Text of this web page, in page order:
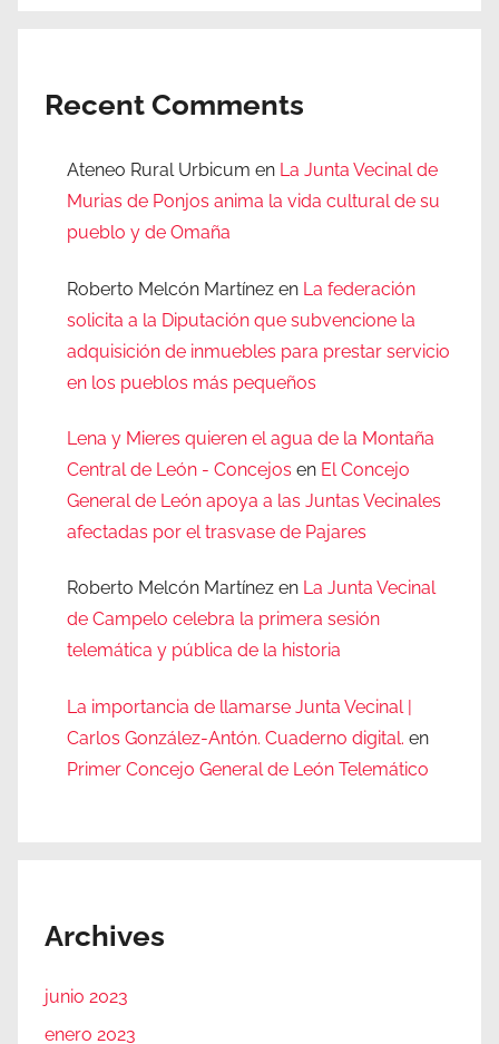
Recent Comments
Ateneo Rural Urbicum en La Junta Vecinal de
Murias de Ponjos anima la vida cultural de su
pueblo y de Omaña
Roberto Melcón Martínez en La federación
solicita a la Diputación que subvencione la
adquisición de inmuebles para prestar servicio
en los pueblos más pequeños
Lena y Mieres quieren el agua de la Montaña
Central de León - Concejos en El Concejo
General de León apoya a las Juntas Vecinales
afectadas por el trasvase de Pajares
Roberto Melcón Martínez en La Junta Vecinal
de Campelo celebra la primera sesión
telemática y pública de la historia
La importancia de llamarse Junta Vecinal |
Carlos González-Antón. Cuaderno digital. en
Primer Concejo General de León Telemático
Archives
junio 2023
enero 2023